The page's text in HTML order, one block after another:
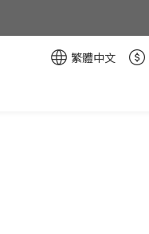
繁體中文